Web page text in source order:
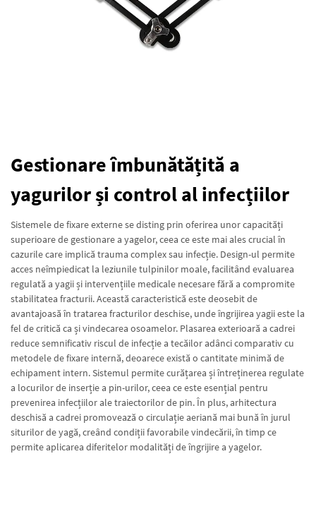
Gestionare îmbunătățită a
yagurilor și control al infecțiilor
Sistemele de fixare externe se disting prin oferirea unor capacități
superioare de gestionare a yagelor, ceea ce este mai ales crucial în
cazurile care implică trauma complex sau infecție. Design-ul permite
acces neîmpiedicat la leziunile tulpinilor moale, facilitând evaluarea
regulată a yagii și intervențiile medicale necesare fără a compromite
stabilitatea fracturii. Această caracteristică este deosebit de
avantajoasă în tratarea fracturilor deschise, unde îngrijirea yagii este la
fel de critică ca și vindecarea osoamelor. Plasarea exterioară a cadrei
reduce semnificativ riscul de infecție a tecăilor adânci comparativ cu
metodele de fixare internă, deoarece există o cantitate minimă de
echipament intern. Sistemul permite curățarea și întreținerea regulate
a locurilor de inserție a pin-urilor, ceea ce este esențial pentru
prevenirea infecțiilor ale traiectorilor de pin. În plus, arhitectura
deschisă a cadrei promovează o circulație aeriană mai bună în jurul
siturilor de yagă, creând condiții favorabile vindecării, în timp ce
permite aplicarea diferitelor modalități de îngrijire a yagelor.